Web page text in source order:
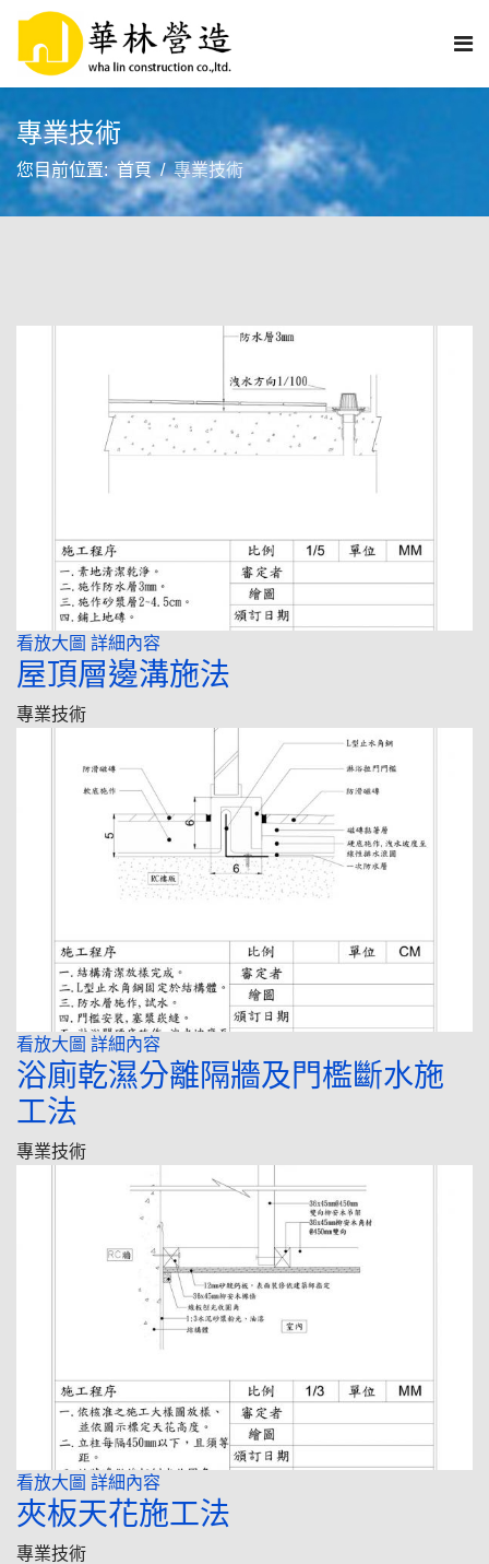
專業技術
您目前位置:首頁 專業技術
看放大圖 詳細內容
屋頂層邊溝施法
專業技術
看放大圖 詳細內容
浴廁乾濕分離隔牆及門檻斷水施
工法
專業技術
看放大圖 詳細內容
夾板天花施工法
專業技術